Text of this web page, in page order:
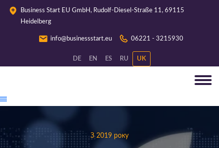
Business Start EU GmbH, Rudolf-Diesel-Straße 11, 69115
Heidelberg
info@businessstart.eu 06221 - 3215930
DE EN ES RU UK
З 2019 року